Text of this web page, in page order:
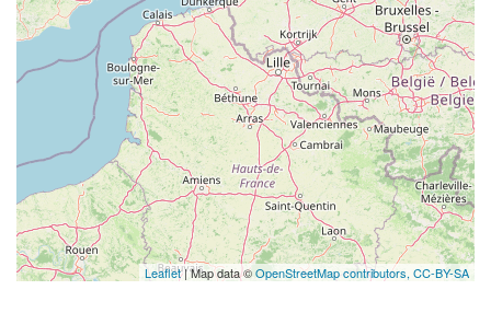
Leaflet| Map data ©OpenStreetMap contributors, CC-BY-SA